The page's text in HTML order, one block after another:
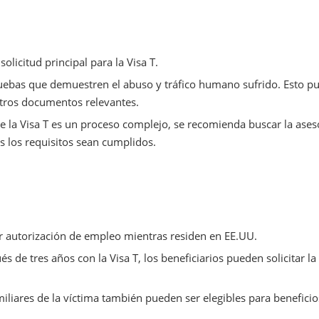
principal para la Visa T.
que demuestren el abuso y tráfico humano sufrido. Esto
documentos relevantes.
la Visa T es un proceso complejo, se recomienda buscar la
los requisitos sean cumplidos.
de empleo mientras residen en EE.UU.
de tres años con la Visa T, los beneficiarios pueden solicitar la
de la víctima también pueden ser elegibles para